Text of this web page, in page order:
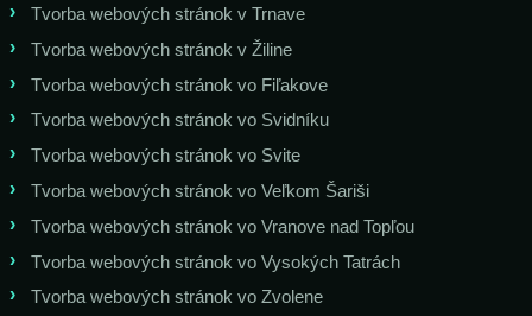
Tvorba webových stránok v Trnave
Tvorba webových stránok v Žiline
Tvorba webových stránok vo Fiľakove
Tvorba webových stránok vo Svidníku
Tvorba webových stránok vo Svite
Tvorba webových stránok vo Veľkom Šariši
Tvorba webových stránok vo Vranove nad Topľou
Tvorba webových stránok vo Vysokých Tatrách
Tvorba webových stránok vo Zvolene